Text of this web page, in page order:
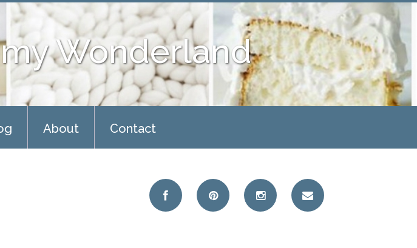
Wonderland
About Contact